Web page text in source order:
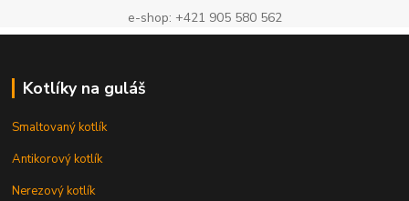
e-shop: +421 905 580 562
Kotlíky na guláš
Smaltovaný kotlík
Antikorový kotlík
Nerezový kotlík